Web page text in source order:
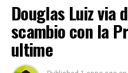
Douglas Luiz via
scambio con la
ultime